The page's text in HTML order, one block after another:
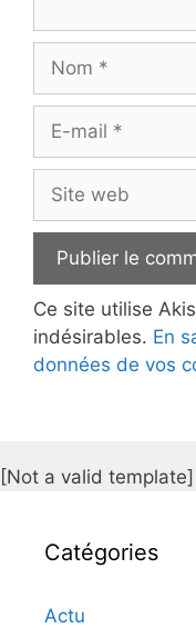
Nom
Site
web
Ce site utilise
indésirables. En
données de vos
[Not a valid template]
Catégories
Actu